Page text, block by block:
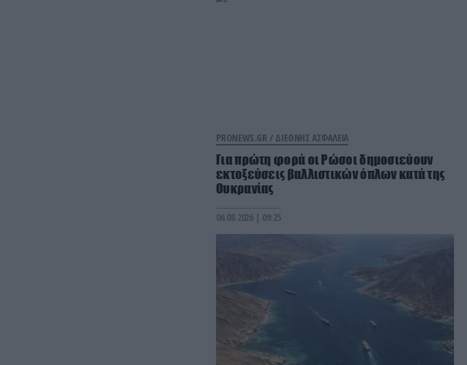
PRONEWS.GR / ΔΙΕΘΝΗΣ ΑΣΦΑΛΕΙΑ
Για πρώτη φορά οι Ρώσοι δημοσιεύουν
εκτοξεύσεις βαλλιστικών όπλων κατά της
Ουκρανίας
06.08.2026 | 09:25